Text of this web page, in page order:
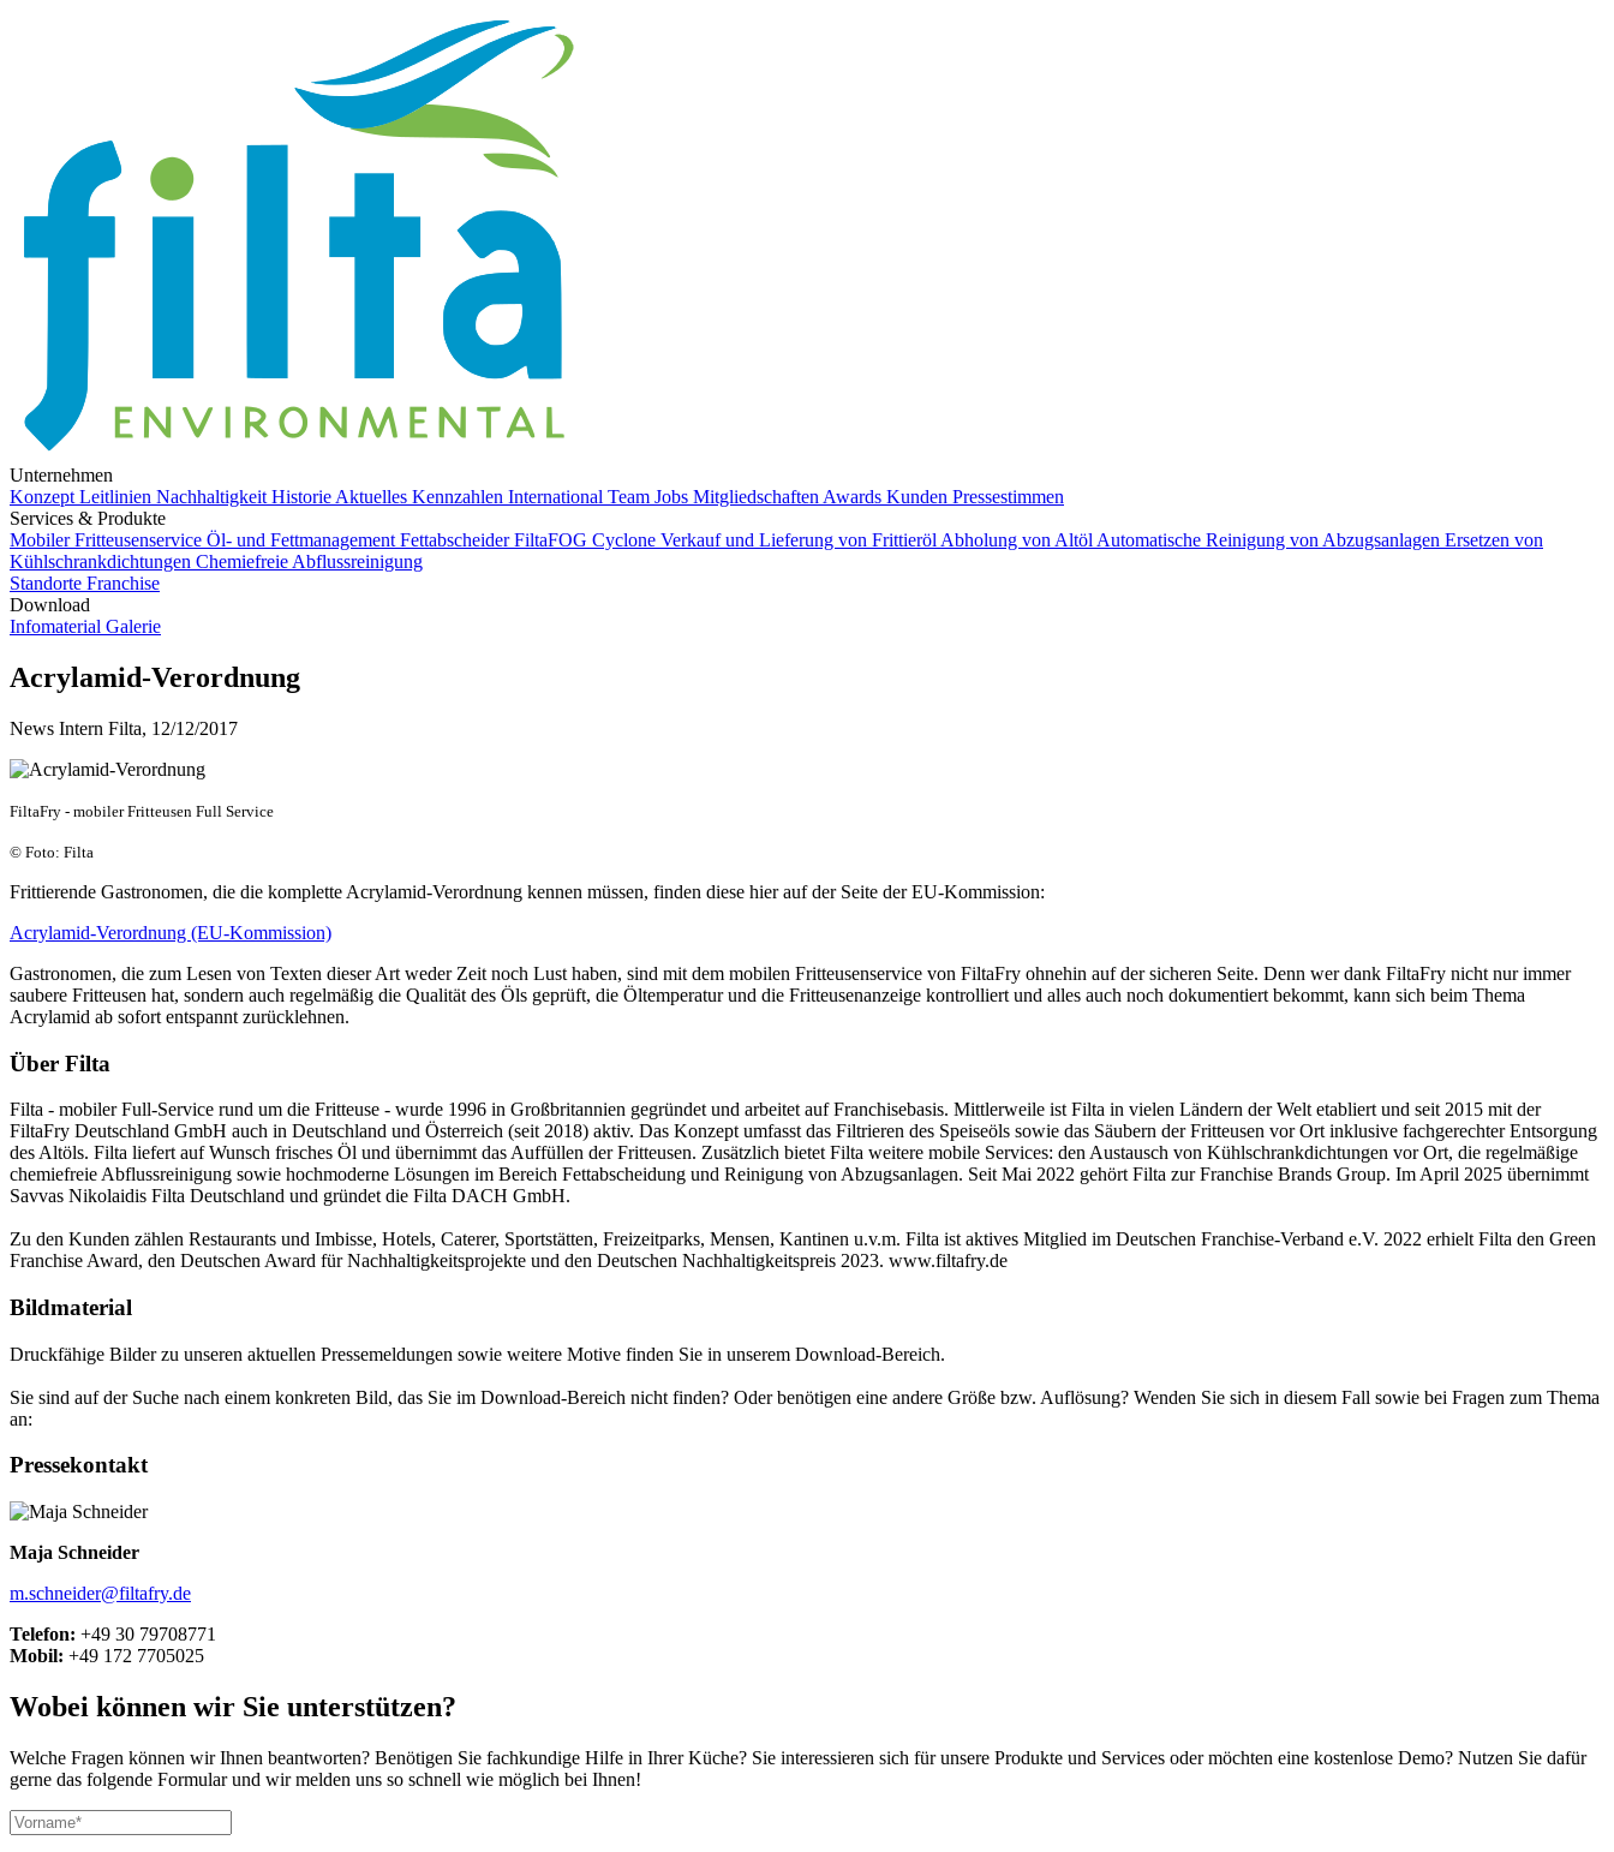
Unternehmen
Konzept Leitlinien Nachhaltigkeit Historie Aktuelles Kennzahlen International Team Jobs Mitgliedschaften Awards Kunden Pressestimmen
Services & Produkte
Mobiler Fritteusenservice Öl- und Fettmanagement Fettabscheider FiltaFOG Cyclone Verkauf und Lieferung von Frittieröl Abholung von Altöl Automatische Reinigung von Abzugsanlagen Ersetzen von
Kühlschrankdichtungen Chemiefreie Abflussreinigung
Standorte Franchise
Download
Infomaterial Galerie
Acrylamid-Verordnung
News Intern Filta, 12/12/2017
FiltaFry - mobiler Fritteusen Full Service
© Foto: Filta
Frittierende Gastronomen, die die komplette Acrylamid-Verordnung kennen müssen, finden diese hier auf der Seite der EU-Kommission:
Acrylamid-Verordnung (EU-Kommission)
Gastronomen, die zum Lesen von Texten dieser Art weder Zeit noch Lust haben, sind mit dem mobilen Fritteusenservice von FiltaFry ohnehin auf der sicheren Seite. Denn wer dank FiltaFry nicht nur immer
saubere Fritteusen hat, sondern auch regelmäßig die Qualität des Öls geprüft, die Öltemperatur und die Fritteusenanzeige kontrolliert und alles auch noch dokumentiert bekommt, kann sich beim Thema
Acrylamid ab sofort entspannt zurücklehnen.
Über Filta
Filta - mobiler Full-Service rund um die Fritteuse - wurde 1996 in Großbritannien gegründet und arbeitet auf Franchisebasis. Mittlerweile ist Filta in vielen Ländern der Welt etabliert und seit 2015 mit der
FiltaFry Deutschland GmbH auch in Deutschland und Österreich (seit 2018) aktiv. Das Konzept umfasst das Filtrieren des Speiseöls sowie das Säubern der Fritteusen vor Ort inklusive fachgerechter Entsorgung
des Altöls. Filta liefert auf Wunsch frisches Öl und übernimmt das Auffüllen der Fritteusen. Zusätzlich bietet Filta weitere mobile Services: den Austausch von Kühlschrankdichtungen vor Ort, die regelmäßige
chemiefreie Abflussreinigung sowie hochmoderne Lösungen im Bereich Fettabscheidung und Reinigung von Abzugsanlagen. Seit Mai 2022 gehört Filta zur Franchise Brands Group. Im April 2025 übernimmt
Savvas Nikolaidis Filta Deutschland und gründet die Filta DACH GmbH.
Zu den Kunden zählen Restaurants und Imbisse, Hotels, Caterer, Sportstätten, Freizeitparks, Mensen, Kantinen u.v.m. Filta ist aktives Mitglied im Deutschen Franchise-Verband e.V. 2022 erhielt Filta den Green
Franchise Award, den Deutschen Award für Nachhaltigkeitsprojekte und den Deutschen Nachhaltigkeitspreis 2023. www.filtafry.de
Bildmaterial
Druckfähige Bilder zu unseren aktuellen Pressemeldungen sowie weitere Motive finden Sie in unserem Download-Bereich.
Sie sind auf der Suche nach einem konkreten Bild, das Sie im Download-Bereich nicht finden? Oder benötigen eine andere Größe bzw. Auflösung? Wenden Sie sich in diesem Fall sowie bei Fragen zum Thema
an:
Pressekontakt
Maja Schneider
m.schneider@filtafry.de
Telefon: +49 30 79708771
Mobil: +49 172 7705025
Wobei können wir Sie unterstützen?
Welche Fragen können wir Ihnen beantworten? Benötigen Sie fachkundige Hilfe in Ihrer Küche? Sie interessieren sich für unsere Produkte und Services oder möchten eine kostenlose Demo? Nutzen Sie dafür
gerne das folgende Formular und wir melden uns so schnell wie möglich bei Ihnen!